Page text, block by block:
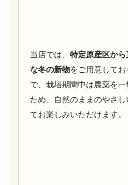
当店では、 特定原産区か
な冬の新物をご用意して
で、栽培期間中は農薬を
ため、自然のままのやさ
てお楽しみいただけます。